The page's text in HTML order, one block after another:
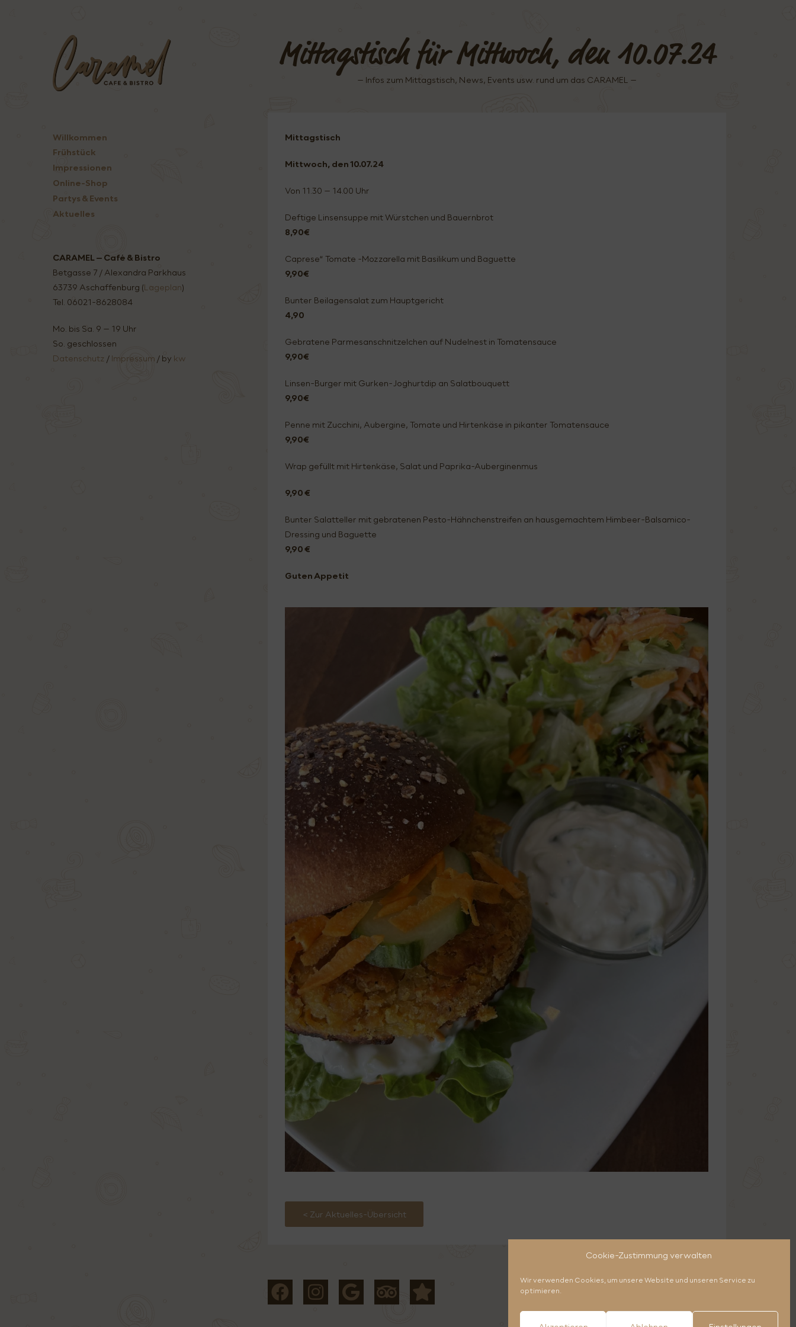
Cookie-Zustimmung verwalten
Wir verwenden Cookies, um unsere Website und unseren Service zu
optimieren.
Willkommen
Frühstück
Impressionen
Online-Shop
Partys & Events
Aktuelles
CARAMEL – Café & Bistro
Betgasse 7 / Alexandra Parkhaus
63739 Aschaffenburg (Lageplan)
Tel. 06021-8628084
Mo. bis Sa. 9 – 19 Uhr
So. geschlossen
Datenschutz / Impressum / by kw
Mittagstisch für Mittwoch, den 10.07.24
– Infos zum Mittagstisch, News, Events usw. rund um das CARAMEL –
Mittagstisch
Mittwoch, den 10.07.24
Von 11.30 – 14.00 Uhr
Deftige Linsensuppe mit Würstchen und Bauernbrot
8,90€
Caprese“ Tomate -Mozzarella mit Basilikum und Baguette
9,90€
Bunter Beilagensalat zum Hauptgericht
4,90
Gebratene Parmesanschnitzelchen auf Nudelnest in Tomatensauce
9,90€
Linsen-Burger mit Gurken-Joghurtdip an Salatbouquett
9,90€
Penne mit Zucchini, Aubergine, Tomate und Hirtenkäse in pikanter Tomatensauce
9,90€
Wrap gefüllt mit Hirtenkäse, Salat und Paprika-Auberginenmus
9,90 €
Bunter Salatteller mit gebratenen Pesto-Hähnchenstreifen an hausgemachtem Himbeer-Balsamico-
Dressing und Baguette
9,90 €
Guten Appetit
< Zur Aktuelles-Übersicht